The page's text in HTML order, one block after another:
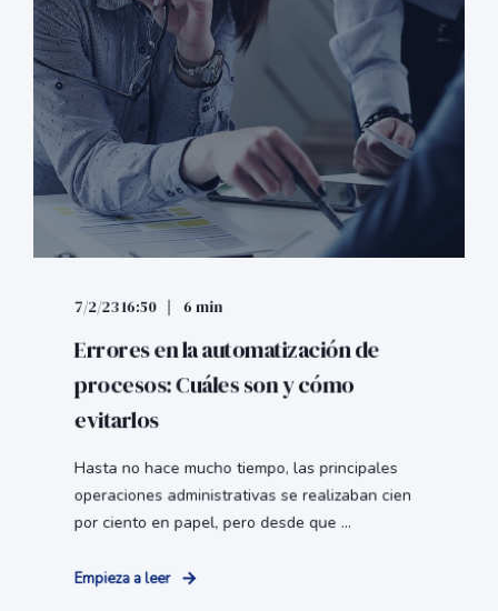
7/2/23 16:50 6 min
Errores en la automatización de
procesos: Cuáles son y cómo
evitarlos
Hasta no hace mucho tiempo, las principales
operaciones administrativas se realizaban cien
por ciento en papel, pero desde que ...
Empieza a leer